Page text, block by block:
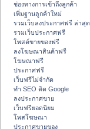
ช่องทางการเข้าถึงลูกค้า
เพิ่มฐานลูกค้าใหม่
รวมเว็บลงประกาศฟรี ล่าสุด
รวมเว็บประกาศฟรี
โพสต์ขายของฟรี
ลงโฆษณาสินค้าฟรี
โฆษณาฟรี
ประกาศฟรี
เว็บฟรีไม่จำกัด
ทำ SEO ติด Google
ลงประกาศขาย
เว็บฟรียอดนิยม
โพสโฆษณา
ประกาศขายของ